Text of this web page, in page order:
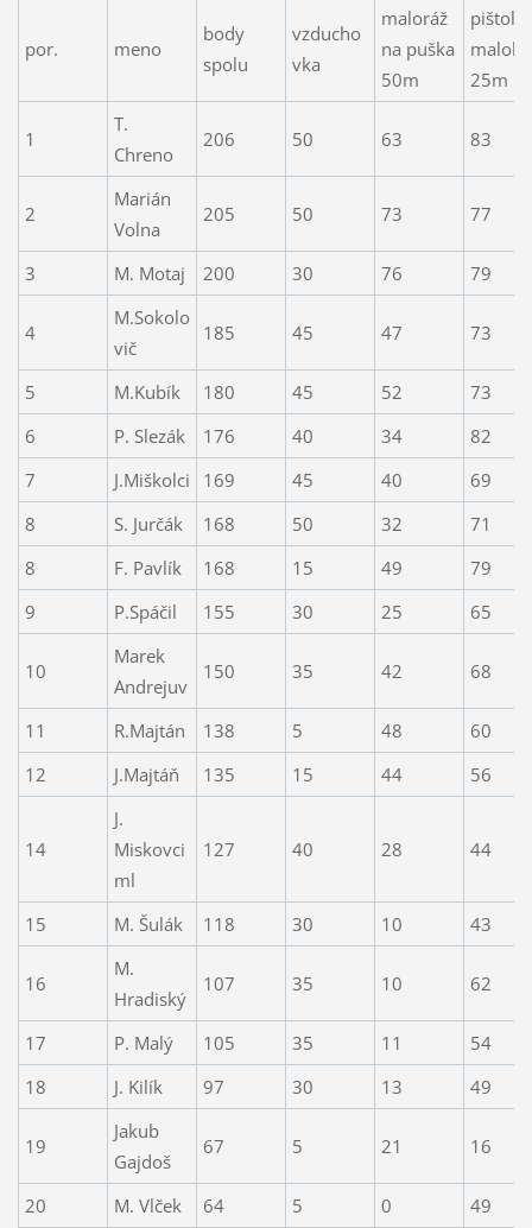
por. meno
body
spolu
vzducho
vka
maloráž
na puška
50m
pištoľ
25m
1
T.
Chreno
206 50 63 83
2
Marián
Volna
205 50 73 77
3 M. Motaj 200 30 76 79
4
M.Sokolo
vič
185 45 47 73
5 M.Kubík 180 45 52
73
6
P. Slezák 176 40 34
82
7
J.Miškolci 169 45 40
69
8
S. Jurčák 168 50 32
71
8
F. Pavlík 168 15 49
79
9
P.Spáčil 155 30 25 65
10
Marek
Andrejuv
150 35 42 68
11 R.Majtán 138 5 48
60
12
J.Majtáň 135 15 44 56
14
J.
Miskovci
ml
127 40 28 44
15 M. Šulák 118 30 10 43
16
M.
Hradiský
107 35 10 62
17 P. Malý 105 35 11
54
18
J. Kilík 97 30 13 49
19
Jakub
Gajdoš
67 5 21 16
20 M. Vlček 64 5 0
49